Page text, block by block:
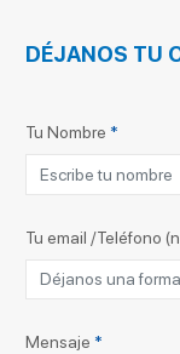
DÉJANOS TU
Tu Nombre *
Tu email /Teléfono
Mensaje *